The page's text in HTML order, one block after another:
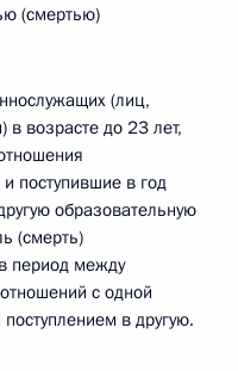
(смертью)
(лиц,
возрасте до 23 лет,
поступившие в год
образовательную
(смерть)
период между
с одной
в другую.